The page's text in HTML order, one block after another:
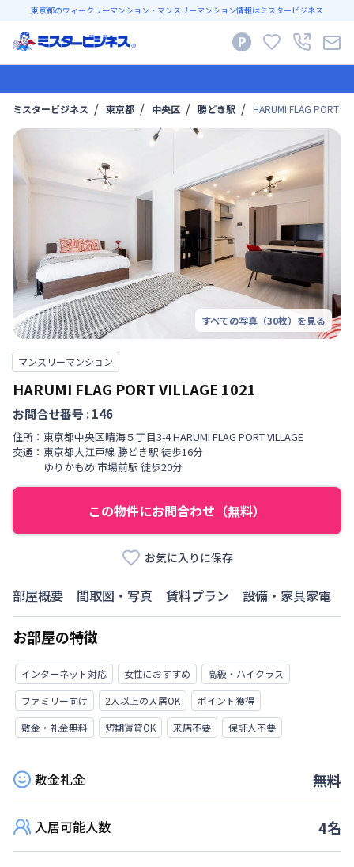
東京都のウィークリーマンション・マンスリーマンション情報はミスタービジネス
ミスタービジネス 東京都 中央区 勝どき駅 HARUMI FLAG PORT
すべての写真（30枚）を見る
マンスリーマンション
HARUMI FLAG PORT VILLAGE 1021
お問合せ番号 :146
住所： 東京都中央区晴海５丁目3-4 HARUMI FLAG PORT VILLAGE
交通： 東京都大江戸線 勝どき駅 徒歩16分
ゆりかもめ 市場前駅 徒歩20分
この物件にお問合わせ（無料）
お気に入りに保存
部屋概要 間取図・写真 賃料プラン 設備・家具家電
お部屋の特徴
インターネット対応 女性におすすめ
高級・ハイクラス
ファミリー向け
2人以上の入居OK
ポイント獲得
敷金・礼金無料
短期賃貸OK 来店不要 保証人不要
敷金礼金 無料
入居可能人数 4名